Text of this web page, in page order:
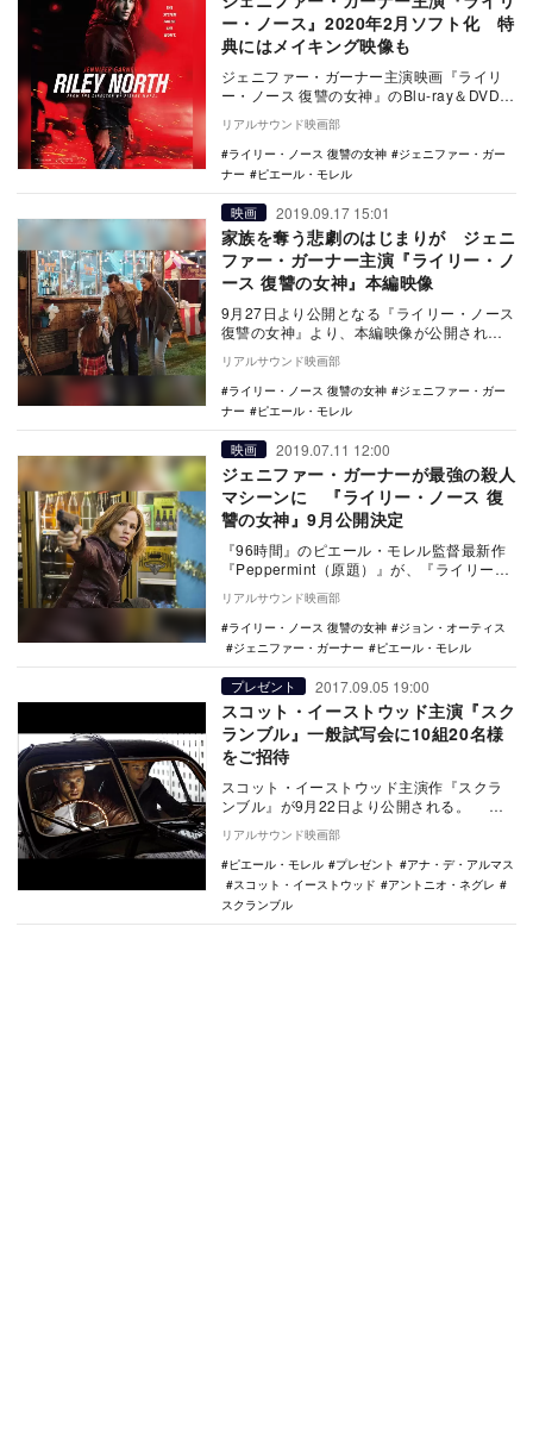
ー・ノース』2020年2月ソフト化 特
典にはメイキング映像も
ジェニファー・ガーナー主演映画『ライリ
ー・ノース 復讐の女神』のBlu-ray＆DVD
が、2020年2月19日に発売されることが…
リアルサウンド映画部
ライリー・ノース 復讐の女神
ジェニファー・ガー
ナー
ピエール・モレル
映画 2019.09.17 15:01
家族を奪う悲劇のはじまりが ジェニ
ファー・ガーナー主演『ライリー・ノ
ース 復讐の女神』本編映像
9月27日より公開となる『ライリー・ノース
復讐の女神』より、本編映像が公開され
た。 『96時間』のピエール・モレル監督
が手…
リアルサウンド映画部
ライリー・ノース 復讐の女神
ジェニファー・ガー
ナー
ピエール・モレル
映画 2019.07.11 12:00
ジェニファー・ガーナーが最強の殺人
マシーンに 『ライリー・ノース 復
讐の女神』9月公開決定
『96時間』のピエール・モレル監督最新作
『Peppermint（原題）』が、『ライリー・
ノース 復讐の女神』の邦題で9月27日よ…
リアルサウンド映画部
ライリー・ノース 復讐の女神
ジョン・オーティス
ジェニファー・ガーナー
ピエール・モレル
プレゼント 2017.09.05 19:00
スコット・イーストウッド主演『スク
ランブル』一般試写会に10組20名様
をご招待
スコット・イーストウッド主演作『スクラ
ンブル』が9月22日より公開される。 本
作は、『96時間』『ワイルド・スピード』
シリー…
リアルサウンド映画部
ピエール・モレル
プレゼント
アナ・デ・アルマス
スコット・イーストウッド
アントニオ・ネグレ
スクランブル